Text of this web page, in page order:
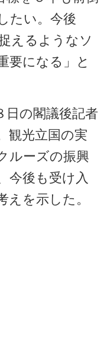
たい。今後
えるようなソ
要になる」と
の閣議後記者
観光立国の実
ルーズの振興
今後も受け入
えを示した。